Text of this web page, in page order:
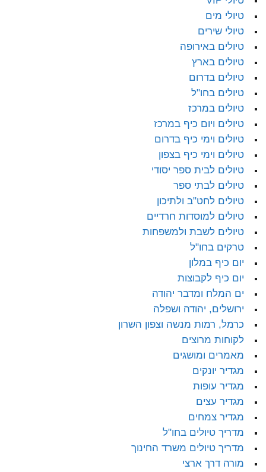
טיולי מים
טיולי שירים
טיולים באירופה
טיולים בארץ
טיולים בדרום
טיולים בחו"ל
טיולים במרכז
טיולים ויום כיף במרכז
טיולים וימי כיף בדרום
טיולים וימי כיף בצפון
טיולים לבית ספר יסודי
טיולים לבתי ספר
טיולים לחט"ב ולתיכון
טיולים למוסדות חרדיים
טיולים לשבת ולמשפחות
טרקים בחו"ל
יום כיף במלון
יום כיף לקבוצות
ים המלח ומדבר יהודה
ירושלים, יהודה ושפלה
כרמל, רמות מנשה וצפון השרון
לקוחות מרוצים
מאמרים ומושגים
מגדיר יונקים
מגדיר עופות
מגדיר עצים
מגדיר צמחים
מדריך טיולים בחו"ל
מדריך טיולים משרד החינוך
מורה דרך ארצי